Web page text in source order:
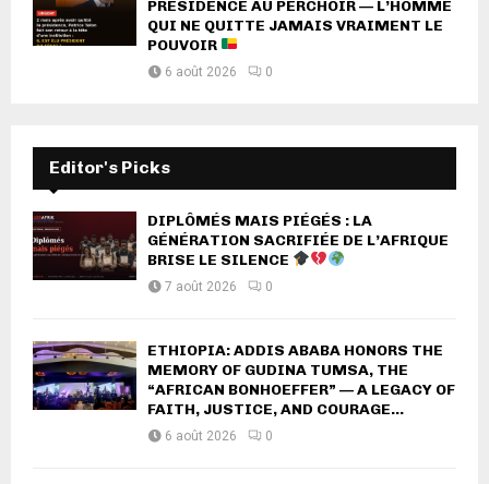
PRÉSIDENCE AU PERCHOIR — L’HOMME
QUI NE QUITTE JAMAIS VRAIMENT LE
POUVOIR
6 août 2026 0
Editor's Picks
DIPLÔMÉS MAIS PIÉGÉS : LA
GÉNÉRATION SACRIFIÉE DE L’AFRIQUE
BRISE LE SILENCE
7 août 2026 0
ETHIOPIA: ADDIS ABABA HONORS THE
MEMORY OF GUDINA TUMSA, THE
“AFRICAN BONHOEFFER” — A LEGACY OF
FAITH, JUSTICE, AND COURAGE...
6 août 2026 0